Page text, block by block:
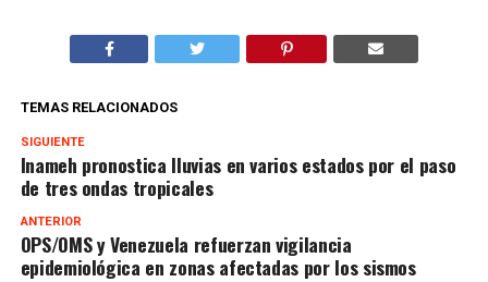
TEMAS RELACIONADOS
SIGUIENTE
Inameh pronostica lluvias en varios estados por el paso
de tres ondas tropicales
ANTERIOR
OPS/OMS y Venezuela refuerzan vigilancia
epidemiológica en zonas afectadas por los sismos